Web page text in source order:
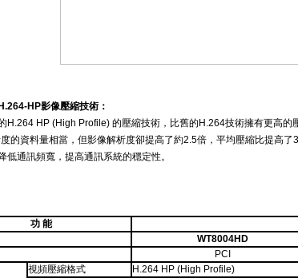
HP影像壓縮技術：
H.264 HP (High Profile) 的壓縮技術，比舊的H.264技術擁有更高
的資料量相當，但影像解析度卻提高了約2.5倍，平均壓縮比提高
低通訊頻寬，提高通訊系統的穩定性。
功 能
WT8004HD
PCI
視頻壓縮格式
H.264 HP (High Profile)